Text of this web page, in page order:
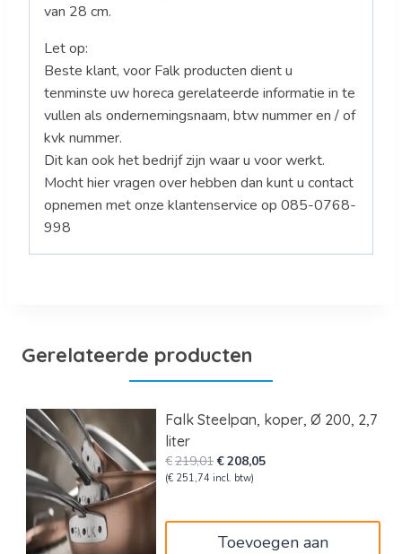
van 28 cm.
Let op:
Beste klant, voor Falk producten dient u
tenminste uw horeca gerelateerde informatie in te
vullen als ondernemingsnaam, btw nummer en / of
kvk nummer.
Dit kan ook het bedrijf zijn waar u voor werkt.
Mocht hier vragen over hebben dan kunt u contact
opnemen met onze klantenservice op 085-0768-
998
Gerelateerde producten
Falk Steelpan, koper, Ø 200, 2,7
liter
€219,01Oorspronkelijke
prijs
€208,05Huidige
(€ 251,74 incl. btw)
Toevoegen aan